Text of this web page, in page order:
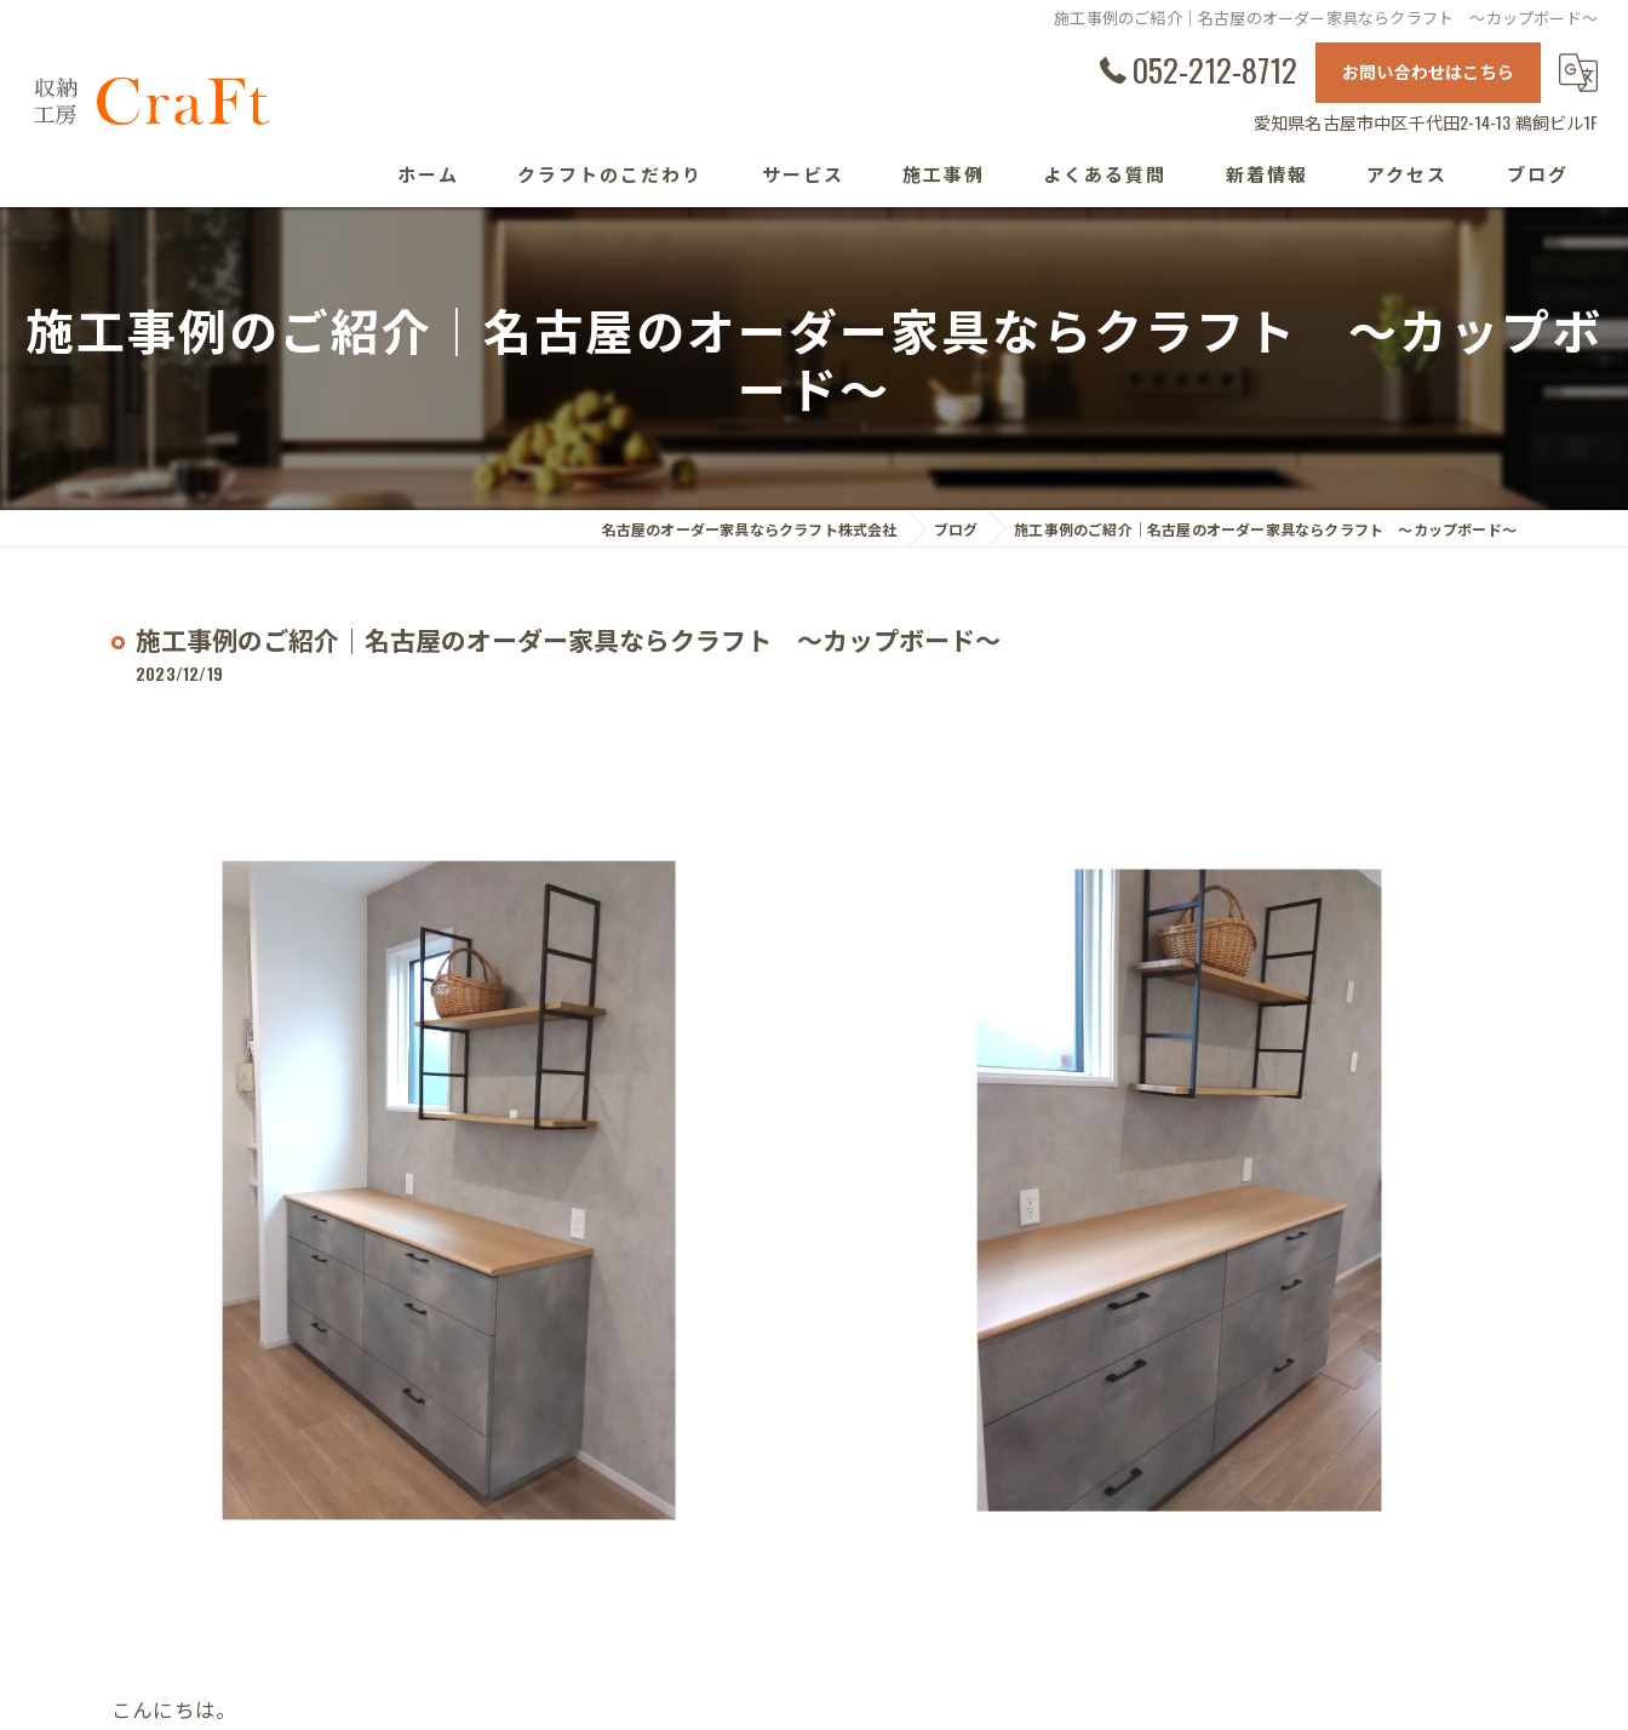
施工事例のご紹介｜名古屋のオーダー家具ならクラフト ～カップボード～
052-212-8712
お問い合わせはこちら
愛知県名古屋市中区千代田2-14-13 鵜飼ビル1F
ホーム クラフトのこだわり サービス 施工事例 よくある質問 新着情報 アクセス ブログ
施工事例のご紹介｜名古屋のオーダー家具ならクラフト ～カップボ
ード～
名古屋のオーダー家具ならクラフト株式会社 ブログ 施工事例のご紹介｜名古屋のオーダー家具ならクラフト ～カップボード～
施工事例のご紹介｜名古屋のオーダー家具ならクラフト ～カップボード～
2023/12/19
こんにちは。